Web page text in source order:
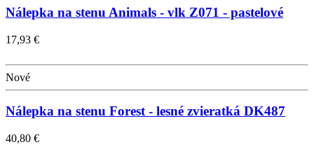
Nálepka na stenu Animals - vlk Z071 - pastelové
17,93 €
Nové
Nálepka na stenu Forest - lesné zvieratká DK487
40,80 €